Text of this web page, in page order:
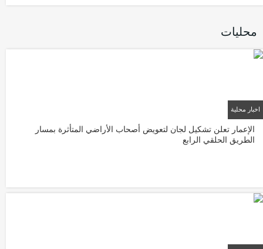
محليات
اخبار محلية
الإعمار تعلن تشكيل لجان لتعويض أصحاب الأراضي المتأثرة بمسار
الطريق الحلقي الرابع